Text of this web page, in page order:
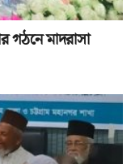
গঠনে মাদরাসা